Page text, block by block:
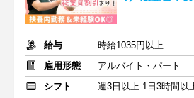
給与
時給1035円以上
雇用形態
アルバイト・パート
シフト
週3日以上 1日3時間以